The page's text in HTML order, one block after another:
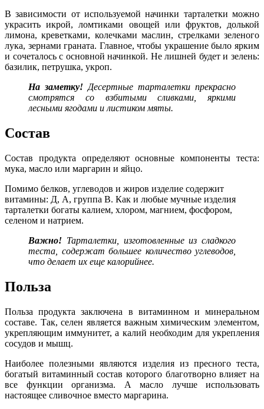
В зависимости от используемой начинки тарталетки можно
украсить икрой, ломтиками овощей или фруктов, долькой
лимона, креветками, колечками маслин, стрелками зеленого
лука, зернами граната. Главное, чтобы украшение было ярким
и сочеталось с основной начинкой. Не лишней будет и зелень:
базилик, петрушка, укроп.
На заметку! Десертные тарталетки прекрасно
смотрятся со взбитыми сливками, яркими
лесными ягодами и листиком мяты.
Состав
Состав продукта определяют основные компоненты теста:
мука, масло или маргарин и яйцо.
Помимо белков, углеводов и жиров изделие содержит
витамины: Д, А, группа В. Как и любые мучные изделия
тарталетки богаты калием, хлором, магнием, фосфором,
селеном и натрием.
Важно! Тарталетки, изготовленные из сладкого
теста, содержат большее количество углеводов,
что делает их еще калорийнее.
Польза
Польза продукта заключена в витаминном и минеральном
составе. Так, селен является важным химическим элементом,
укрепляющим иммунитет, а калий необходим для укрепления
сосудов и мышц.
Наиболее полезными являются изделия из пресного теста,
богатый витаминный состав которого благотворно влияет на
все функции организма. А масло лучше использовать
настоящее сливочное вместо маргарина.